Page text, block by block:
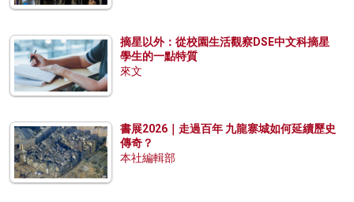
摘星以外：從校園生活觀察DSE中文科摘星
學生的一點特質
來文
書展2026｜走過百年 九龍寨城如何延續歷史
傳奇？
本社編輯部